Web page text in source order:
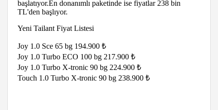
başlatıyor.En donanımlı paketinde ise fiyatlar 238 bin
TL'den başlıyor.
Yeni Tailant Fiyat Listesi
Joy 1.0 Sce 65 bg 194.900 ₺
Joy 1.0 Turbo ECO 100 bg 217.900 ₺
Joy 1.0 Turbo X-tronic 90 bg 224.900 ₺
Touch 1.0 Turbo X-tronic 90 bg 238.900 ₺